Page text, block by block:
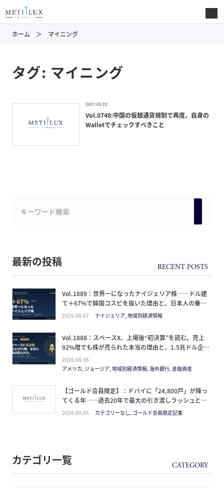
ホーム マイニング
タグ: マイニング
2021.05.22
Vol.0748:中国の仮想通貨規制で再度、自身の
Walletでチェックすべきこと
最新の投稿
Vol.1889：世界一になったナイジェリア株──ドル建
て＋67%で韓国コスピを抜いた理由と、日本人の乗り
方
2026.08.07 ナイジェリア, 地域別経済情報
Vol.1888：スペースX、上場後“初決算”を読む。売上
92%増でも株が売られた本当の理由と、1.5兆ドル企業
の買い方。
2026.08.06
アメリカ, ジョージア, 地域別経済情報, 海外銀行, 金融資産
【ゴールド会員限定】：ドバイに「24,800戸」が降っ
てくる年──過去20年で最大の引き渡しラッシュと、
ミサイルが崩した“安全神話”。2027年の供給ピーク
2026.08.05 カテゴリーなし, ゴールド会員限定記事
カテゴリ一覧